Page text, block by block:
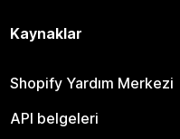
Kaynaklar
Shopify Yardım Merkezi
API belgeleri